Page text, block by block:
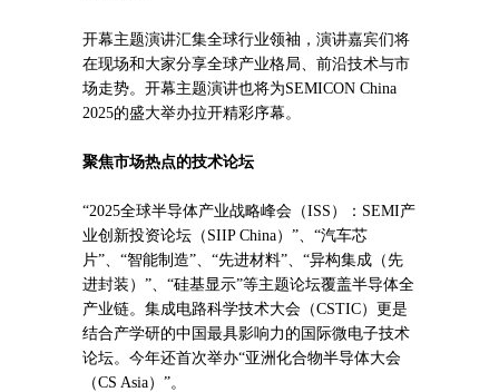
开幕主题演讲汇集全球行业领袖，演讲嘉宾们将
在现场和大家分享全球产业格局、前沿技术与市
场走势。开幕主题演讲也将为SEMICON China
2025的盛大举办拉开精彩序幕。
聚焦市场热点的技术论坛
“2025全球半导体产业战略峰会（ISS）：SEMI产
业创新投资论坛（SIIP China）”、“汽车芯
片”、“智能制造”、“先进材料”、“异构集成（先
进封装）”、“硅基显示”等主题论坛覆盖半导体全
产业链。集成电路科学技术大会（CSTIC）更是
结合产学研的中国最具影响力的国际微电子技术
论坛。今年还首次举办“亚洲化合物半导体大会
（CS Asia）”。